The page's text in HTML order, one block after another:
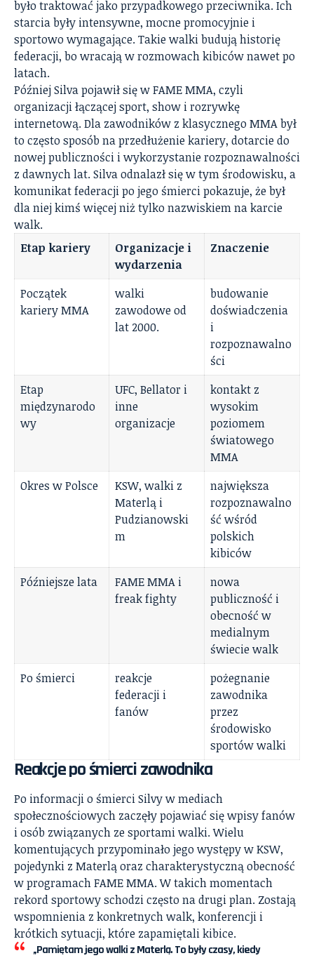
było traktować jako przypadkowego przeciwnika. Ich
starcia były intensywne, mocne promocyjnie i
sportowo wymagające. Takie walki budują historię
federacji, bo wracają w rozmowach kibiców nawet po
latach.
Później Silva pojawił się w FAME MMA, czyli
organizacji łączącej sport, show i rozrywkę
internetową. Dla zawodników z klasycznego MMA był
to często sposób na przedłużenie kariery, dotarcie do
nowej publiczności i wykorzystanie rozpoznawalności
z dawnych lat. Silva odnalazł się w tym środowisku, a
komunikat federacji po jego śmierci pokazuje, że był
dla niej kimś więcej niż tylko nazwiskiem na karcie
walk.
Etap kariery
Organizacje i
wydarzenia
Znaczenie
Początek
kariery MMA
walki
zawodowe od
lat 2000.
budowanie
doświadczenia
i
rozpoznawalno
ści
Etap
międzynarodo
wy
UFC, Bellator i
inne
organizacje
kontakt z
wysokim
poziomem
światowego
MMA
Okres w Polsce
KSW, walki z
Materlą i
Pudzianowski
m
największa
rozpoznawalno
ść wśród
polskich
kibiców
Późniejsze lata
FAME MMA i
freak fighty
nowa
publiczność i
obecność w
medialnym
świecie walk
Po śmierci
reakcje
federacji i
fanów
pożegnanie
zawodnika
przez
środowisko
sportów walki
Reakcje po śmierci zawodnika
Po informacji o śmierci Silvy w mediach
społecznościowych zaczęły pojawiać się wpisy fanów
i osób związanych ze sportami walki. Wielu
komentujących przypominało jego występy w KSW,
pojedynki z Materlą oraz charakterystyczną obecność
w programach FAME MMA. W takich momentach
rekord sportowy schodzi często na drugi plan. Zostają
wspomnienia z konkretnych walk, konferencji i
krótkich sytuacji, które zapamiętali kibice.
„Pamiętam jego walki z Materlą. To były czasy, kiedy